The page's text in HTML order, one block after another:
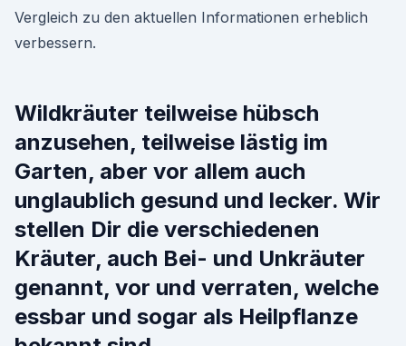
Vergleich zu den aktuellen Informationen erheblich
verbessern.
Wildkräuter teilweise hübsch
anzusehen, teilweise lästig im
Garten, aber vor allem auch
unglaublich gesund und lecker. Wir
stellen Dir die verschiedenen
Kräuter, auch Bei- und Unkräuter
genannt, vor und verraten, welche
essbar und sogar als Heilpflanze